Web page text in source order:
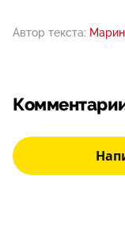
Автор текста: